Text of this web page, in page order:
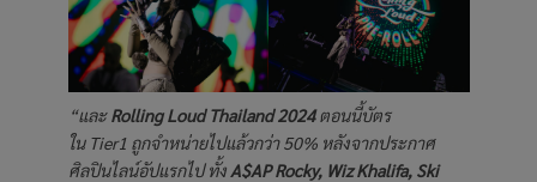
“และRolling Loud Thailand 2024ตอนนี้บัตร
ใน Tier1 ถูกจำหน่ายไปแล้วกว่า 50% หลังจากประกาศ
ศิลปินไลน์อัปแรกไป ทั้ง A$AP Rocky, Wiz Khalifa, Ski